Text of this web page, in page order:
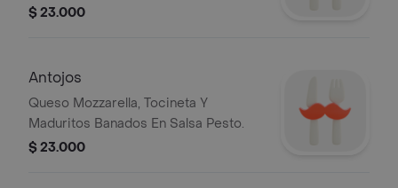
Desmechada Banada En Salsa
$ 23.000
Antojos
Queso Mozzarella, Tocineta Y
Maduritos Banados En Salsa Pesto.
$ 23.000